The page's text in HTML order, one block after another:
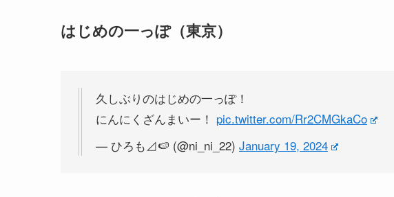
はじめの一っぽ（東京）
久しぶりのはじめの一っぽ！
にんにくざんまいー！ pic.twitter.com/Rr2CMGkaCo
— ひろも⊿🍉 (@ni_ni_22) January 19, 2024